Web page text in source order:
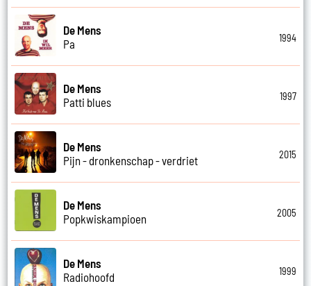
De Mens
Pa
1994
De Mens
Patti blues
1997
De Mens
Pijn - dronkenschap - verdriet
2015
De Mens
Popkwiskampioen
2005
De Mens
Radiohoofd
1999